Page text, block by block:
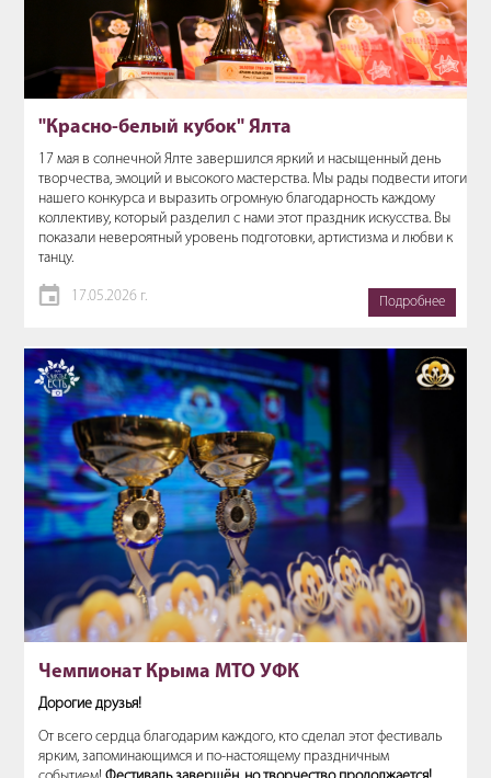
"Красно-белый кубок" Ялта
17 мая в солнечной Ялте завершился яркий и насыщенный день
творчества, эмоций и высокого мастерства. Мы рады подвести итоги
нашего конкурса и выразить огромную благодарность каждому
коллективу, который разделил с нами этот праздник искусства. Вы
показали невероятный уровень подготовки, артистизма и любви к
танцу.
17.05.2026 г. Подробнее
Чемпионат Крыма МТО УФК
Дорогие друзья!
От всего сердца благодарим каждого, кто сделал этот фестиваль
ярким, запоминающимся и по-настоящему праздничным